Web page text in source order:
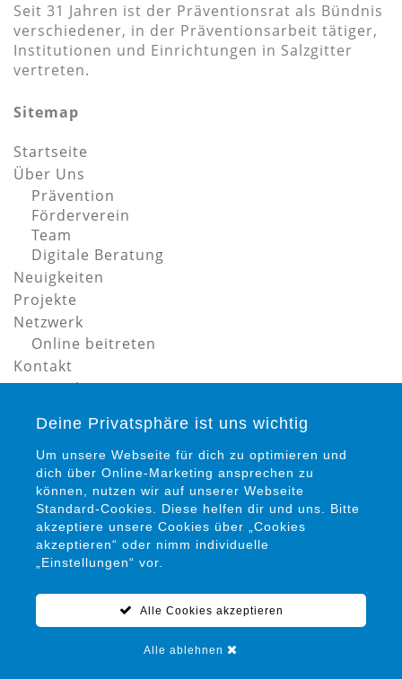
Seit 31 Jahren ist der Präventionsrat als Bündnis
verschiedener, in der Präventionsarbeit tätiger,
Institutionen und Einrichtungen in Salzgitter
vertreten.
Sitemap
Startseite
Über Uns
Prävention
Förderverein
Team
Digitale Beratung
Neuigkeiten
Projekte
Netzwerk
Online beitreten
Kontakt
Datenschutz
Petra Siems
Präventionsrat gegen Gewalt und Kriminalität in
05341 / 94 15 22 0
info@praeventionsrat-salzgitter.de
Deine Privatsphäre ist uns wichtig
Um unsere Webseite für dich zu optimieren und
dich über Online-Marketing ansprechen zu
können, nutzen wir auf unserer Webseite
Standard-Cookies. Diese helfen dir und uns. Bitte
akzeptiere unsere Cookies über „Cookies
akzeptieren“ oder nimm individuelle
„Einstellungen“ vor.
Alle Cookies akzeptieren
Alle ablehnen